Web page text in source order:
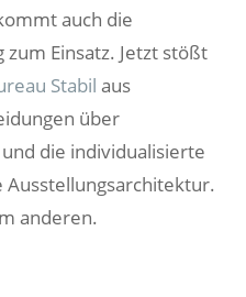
auch die
Einsatz. Jetzt stößt
Stabil aus
über
die individualisierte
Ausstellungsarchitektur.
anderen.